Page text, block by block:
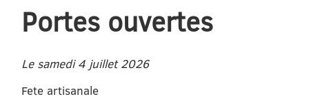
Portes ouvertes
Le samedi 4 juillet 2026
Fete artisanale